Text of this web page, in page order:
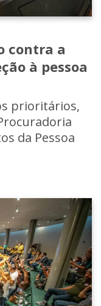
contra a
à pessoa
prioritários,
da Pessoa